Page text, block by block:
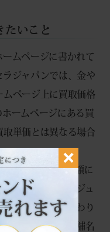
たいこと
ムページに書かれて
ラジャパンでは、金や
ムページ上に買取価格
ームページにある買
単価とは異なる場合
出しても同じ金額に
ダイヤの見方、ジュ
って査定額は変わり
店では、同じ店舗名